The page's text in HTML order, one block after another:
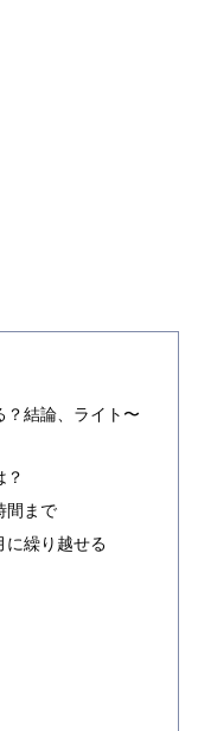
結論、ライト〜
？
間まで
に繰り越せる